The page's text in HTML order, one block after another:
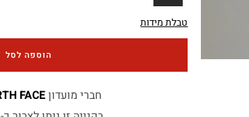
טבלת מידות
הוספה לסל
חברי מועדוןTHE NORTH FACE